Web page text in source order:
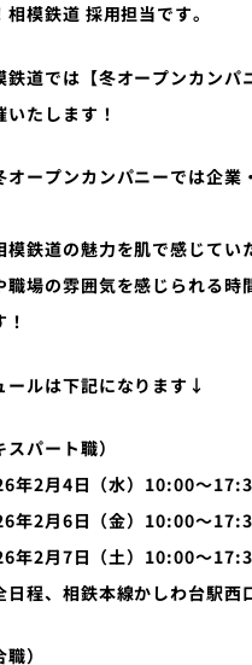
模鉄道 採用担当です。
鉄道では【冬オープンカンパ
たします！
オープンカンパニーでは企業
模鉄道の魅力を肌で感じてい
職場の雰囲気を感じられる時
ールは下記になります↓
パート職）
年2月4日（水）10:00～
年2月6日（金）10:00～
年2月7日（土）10:00～
日程、相鉄本線かしわ台駅西
）